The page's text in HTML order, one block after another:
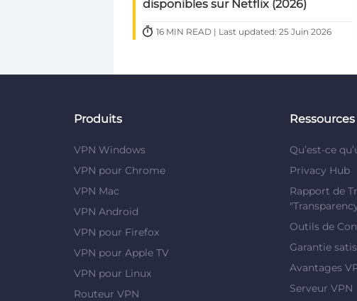
disponibles sur Netflix (2026)
16 MIN READ | Last updated: 25 Juin 2026
Produits
VPN Windows
VPN pour Chrome
VPN Mac
VPN Android
VPN pour Firefox
VPN pour Apple TV
VPN pour Linux
Routeur VPN
Ressources
Qu’est-ce
Privacy Hub
Rapport de
Outils de
Garantie
Avantages
Serveur VPN